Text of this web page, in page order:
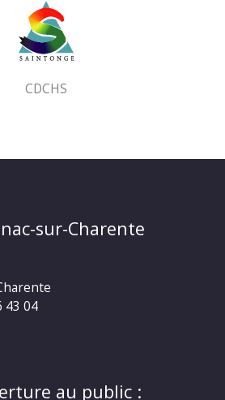
CDCHS
sur-Charente
43 04
au public :